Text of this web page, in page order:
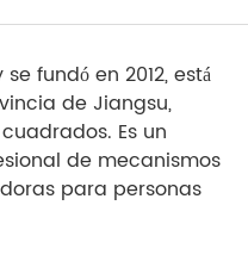
fundó en 2012, está
de Jiangsu,
Es un
de mecanismos
para personas